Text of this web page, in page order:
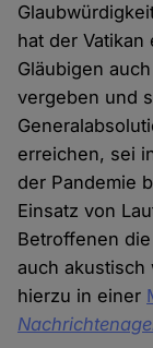
hat der
Gläubigen
vergeben und
erreichen, sei
der Pandemie
Einsatz von
Betroffenen
auch akustisch
hierzu in einer